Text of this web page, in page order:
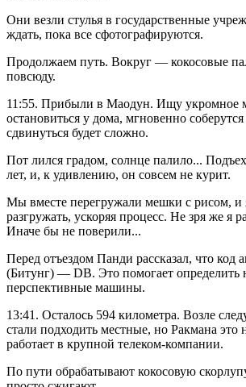
Они везли стулья в государственные
ждать, пока все сфотографируются.
Продолжаем путь. Вокруг — кокосовые
повсюду.
11:55. Прибыли в Маодун. Ищу укромное
остановиться у дома, мгновенно
сдвинуться будет сложно.
Пот лился градом, солнце палило...
лет, и, к удивлению, он совсем не курит.
Мы вместе перегружали мешки с рисом, и
разгружать, ускоряя процесс. Не зря же я
Иначе бы не поверили...
Перед отъездом Панди рассказал, что код
(Битунг) — DB. Это помогает определить
перспективные машины.
13:41. Осталось 594 километра. Возле
стали подходить местные, но Ракмана это
работает в крупной телеком-компании.
По пути обрабатывают кокосовую